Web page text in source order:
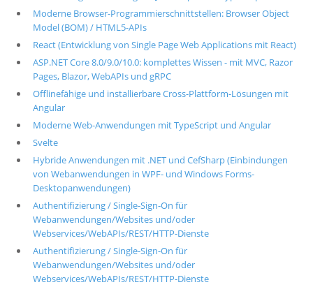
Moderne Browser-Programmierschnittstellen: Browser Object
Model (BOM) / HTML5-APIs
React (Entwicklung von Single Page Web Applications mit React)
ASP.NET Core 8.0/9.0/10.0: komplettes Wissen - mit MVC, Razor
Pages, Blazor, WebAPIs und gRPC
Offlinefähige und installierbare Cross-Plattform-Lösungen mit
Angular
Moderne Web-Anwendungen mit TypeScript und Angular
Svelte
Hybride Anwendungen mit .NET und CefSharp (Einbindungen
von Webanwendungen in WPF- und Windows Forms-
Desktopanwendungen)
Authentifizierung / Single-Sign-On für
Webanwendungen/Websites und/oder
Webservices/WebAPIs/REST/HTTP-Dienste
Authentifizierung / Single-Sign-On für
Webanwendungen/Websites und/oder
Webservices/WebAPIs/REST/HTTP-Dienste